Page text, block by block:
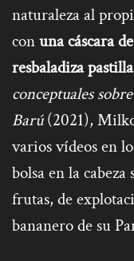
naturaleza al
conuna cáscara
resbaladiza
conceptuales
Barú(2021),
varios vídeos en
bolsa en la
frutas, de
bananero de su